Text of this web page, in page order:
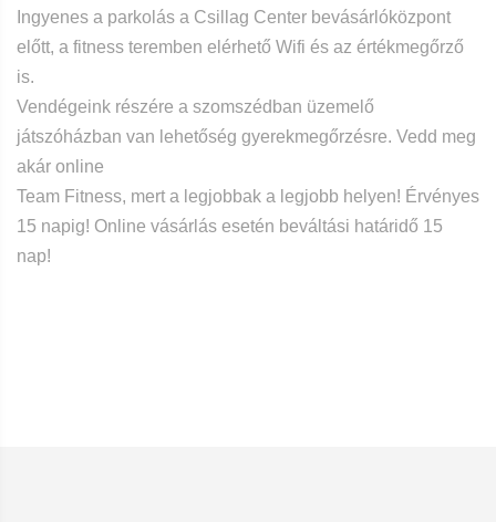
Ingyenes a parkolás a Csillag Center bevásárlóközpont
előtt, a fitness teremben elérhető Wifi és az értékmegőrző
is.
Vendégeink részére a szomszédban üzemelő
játszóházban van lehetőség gyerekmegőrzésre. Vedd meg
akár online
Team Fitness, mert a legjobbak a legjobb helyen! Érvényes
15 napig! Online vásárlás esetén beváltási határidő 15
nap!